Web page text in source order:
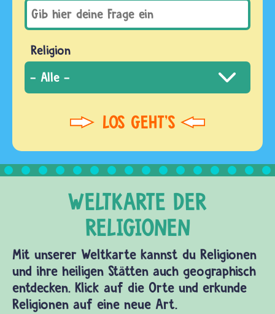
Religion
Mit unserer Weltkarte kannst du Religionen
und ihre heiligen Stätten auch geographisch
entdecken. Klick auf die Orte und erkunde
Religionen auf eine neue Art.